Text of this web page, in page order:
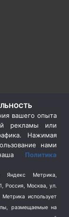
вашего опыта
рекламы или
Нажимая
нами
наша Политика
Яндекс Метрика,
Россия, Москва, ул.
использует
размещаемые на